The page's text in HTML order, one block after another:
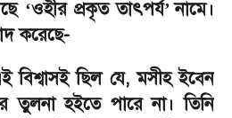
‘ওহীর প্রকৃত তাৎপর্য’ নামে।
করেছে-
ছিল যে,মসীহ ইব্নে
তুলনা হইতে পারে না। তিনি